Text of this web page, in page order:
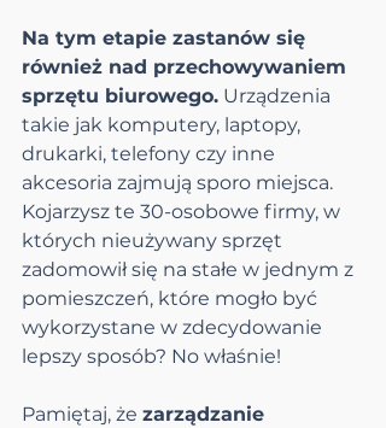
Na tym etapie zastanów się
również nad przechowywaniem
sprzętu biurowego. Urządzenia
takie jak komputery, laptopy,
drukarki, telefony czy inne
akcesoria zajmują sporo miejsca.
Kojarzysz te 30-osobowe firmy, w
których nieużywany sprzęt
zadomowił się na stałe w jednym z
pomieszczeń, które mogło być
wykorzystane w zdecydowanie
lepszy sposób? No właśnie!
Pamiętaj, że zarządzanie